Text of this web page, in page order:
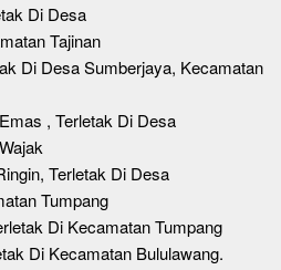
Di Desa
Tajinan
Di Desa Sumberjaya, Kecamatan
, Terletak Di Desa
Terletak Di Desa
Tumpang
Di Kecamatan Tumpang
Di Kecamatan Bululawang.